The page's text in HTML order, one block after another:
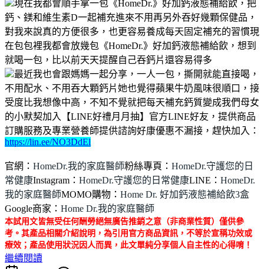
現在我都會順手拿一包《HomeDr.》好加鈣液態補給飲，把
鈣、鎂和維生素D一起補充進來不用再另外吞好幾顆保健品，
對我來說真的方便很多，也更容易養成每天固定補充的習慣現
在包包裡我都會放幾包《HomeDr.》好加鈣液態補給飲，想到
就喝一包，比以前天天提醒自己吞鈣片還容易得多
最近我也會跟媽媽一起分享，一人一包，撕開就能直接喝，
不用配水、不用吞大顆鈣片她也覺得蘋果牛奶風味很順口，接
受度比我想像中高，不知不覺就把每天補充鈣質變成我們母女
的小默契加入【LINE好禮月月抽】官方LINE好友，提供商品
訂購服務及專業營養師提供諮詢好康優惠不漏接，趕快加入：
https://lin.ee/NO3DdEl
官網： HomeDr.我的家庭醫師粉絲專頁： HomeDr.守護您的日
常健康Instagram： HomeDr.守護您的日常健康LINE： HomeDr.
我的家庭醫師MOMO購物： Home Dr. 好加鈣液態補給飲3盒
Google商家： Home Dr.我的家庭醫師
本試用文皆無受任何酬勞絕無廣告推銷之意（非商業性質）僅供參
考。其產品相關介紹說明，為引用官方商品資訊，不等於宣稱功效或
療效；產品使用狀況因人而異，此文單純分享個人自主性的心得唷！
繼續閱讀